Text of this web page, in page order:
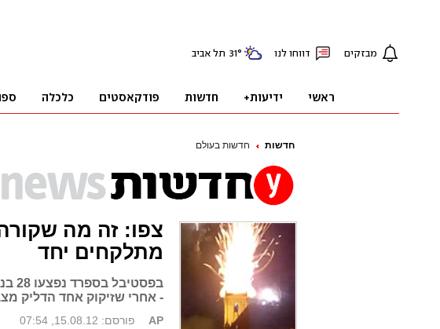
חדשות חדשות בעולם
צפו: זה מה
מתלקחים יחד
- אחרי שזיקוק אחד הדליק
AP פורסם: 15.08.12, 07:54